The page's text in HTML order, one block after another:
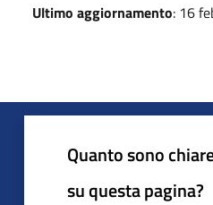
Ultimo aggiornamento: 16
Quanto sono
su questa pagina?